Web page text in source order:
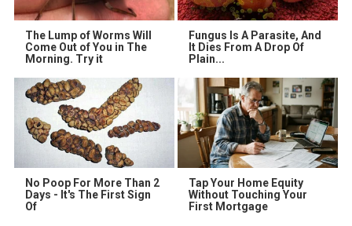
The Lump of Worms Will
Come Out of You in The
Morning. Try it
Fungus Is A Parasite, And
It Dies From A Drop Of
Plain...
No Poop For More Than 2
Days - It's The First Sign
Of
Tap Your Home Equity
Without Touching Your
First Mortgage